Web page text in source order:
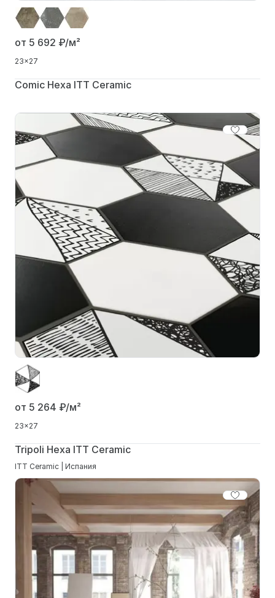
от 5 692 ₽/м²
23x27
Comic Hexa ITT Ceramic
от 5 264 ₽/м²
23x27
Tripoli Hexa ITT Ceramic
ITT Ceramic | Испания